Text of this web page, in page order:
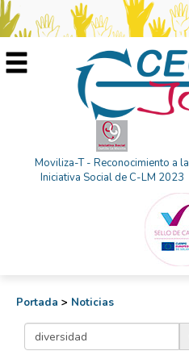
Moviliza-T - Reconocimiento a la
Iniciativa Social de C-LM 2023
Portada > Noticias